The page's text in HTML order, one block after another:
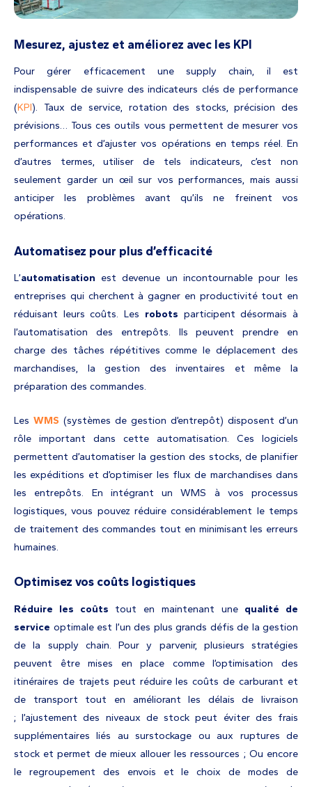
Mesurez, ajustez et améliorez avec les KPI
Pour gérer efficacement une supply chain, il est
indispensable de suivre des indicateurs clés de performance
(KPI). Taux de service, rotation des stocks, précision des
prévisions… Tous ces outils vous permettent de mesurer vos
performances et d’ajuster vos opérations en temps réel. En
d’autres termes, utiliser de tels indicateurs, c’est non
seulement garder un œil sur vos performances, mais aussi
anticiper les problèmes avant qu’ils ne freinent vos
opérations.
Automatisez pour plus d’efficacité
L’automatisation est devenue un incontournable pour les
entreprises qui cherchent à gagner en productivité tout en
réduisant leurs coûts. Les robots participent désormais à
l’automatisation des entrepôts. Ils peuvent prendre en
charge des tâches répétitives comme le déplacement des
marchandises, la gestion des inventaires et même la
préparation des commandes.
Les WMS (systèmes de gestion d’entrepôt) disposent d’un
rôle important dans cette automatisation. Ces logiciels
permettent d’automatiser la gestion des stocks, de planifier
les expéditions et d’optimiser les flux de marchandises dans
les entrepôts. En intégrant un WMS à vos processus
logistiques, vous pouvez réduire considérablement le temps
de traitement des commandes tout en minimisant les erreurs
humaines.
Optimisez vos coûts logistiques
Réduire les coûts tout en maintenant une qualité de
service optimale est l’un des plus grands défis de la gestion
de la supply chain. Pour y parvenir, plusieurs stratégies
peuvent être mises en place comme l’optimisation des
itinéraires de trajets peut réduire les coûts de carburant et
de transport tout en améliorant les délais de livraison
; l’ajustement des niveaux de stock peut éviter des frais
supplémentaires liés au surstockage ou aux ruptures de
stock et permet de mieux allouer les ressources ; Ou encore
le regroupement des envois et le choix de modes de